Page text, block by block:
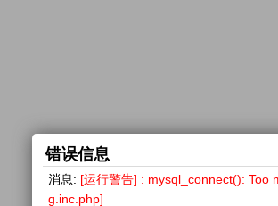
错误信息
消息: [运行警告] : mysql_connect(): Too
g.inc.php]